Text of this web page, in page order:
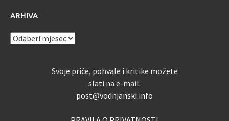
ARHIVA
ARHIVA
Svoje priče, pohvale i kritike možete
slati na e-mail:
post@vodnjanski.info